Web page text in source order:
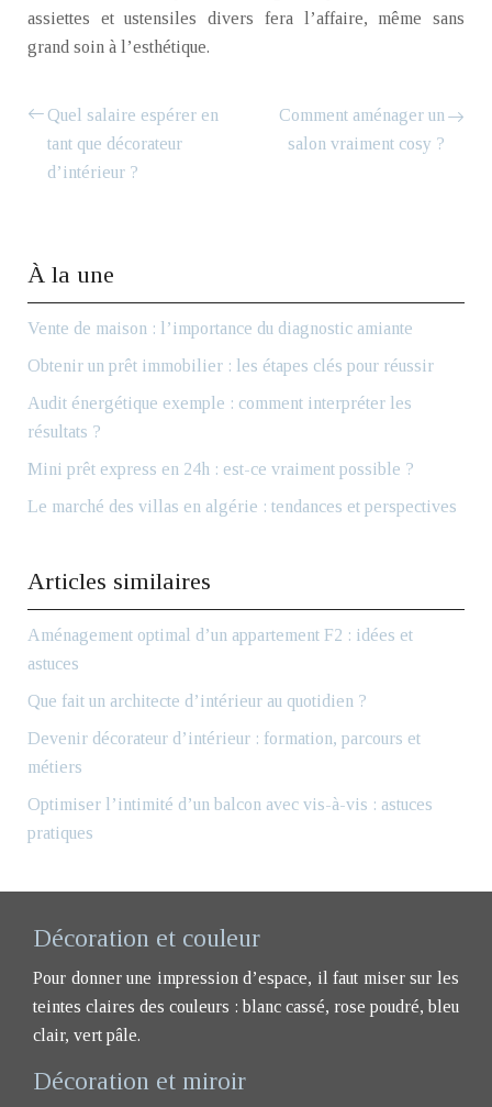
assiettes et ustensiles divers fera l’affaire, même sans
grand soin à l’esthétique.
Quel salaire espérer en
tant que décorateur
d’intérieur ?
Comment aménager un
salon vraiment cosy ?
À la une
Vente de maison : l’importance du diagnostic amiante
Obtenir un prêt immobilier : les étapes clés pour réussir
Audit énergétique exemple : comment interpréter les
résultats ?
Mini prêt express en 24h : est-ce vraiment possible ?
Le marché des villas en algérie : tendances et perspectives
Articles similaires
Aménagement optimal d’un appartement F2 : idées et
astuces
Que fait un architecte d’intérieur au quotidien ?
Devenir décorateur d’intérieur : formation, parcours et
métiers
Optimiser l’intimité d’un balcon avec vis-à-vis : astuces
pratiques
Décoration et couleur
Pour donner une impression d’espace, il faut miser sur les
teintes claires des couleurs : blanc cassé, rose poudré, bleu
clair, vert pâle.
Décoration et miroir